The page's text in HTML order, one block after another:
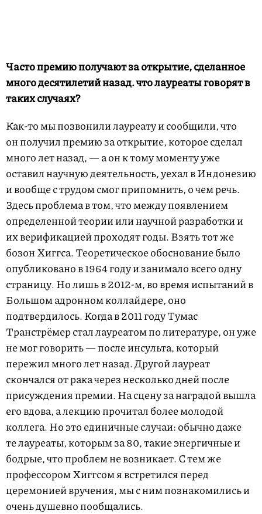
Часто премию получают за открытие, сделанное
много десятилетий назад. что лауреаты говорят в
таких случаях?
Как-то мы позвонили лауреату и сообщили, что
он получил премию за открытие, которое сделал
много лет назад, — а он к тому моменту уже
оставил научную деятельность, уехал в Индонезию
и вообще с трудом смог припомнить, о чем речь.
Здесь проблема в том, что между появлением
определенной теории или научной разработки и
их верификацией проходят годы. Взять тот же
бозон Хиггса. Теоретическое обоснование было
опубликовано в 1964 году и занимало всего одну
страницу. Но лишь в 2012-м, во время испытаний в
Большом адронном коллайдере, оно
подтвердилось. Когда в 2011 году Тумас
Транстрёмер стал лауреатом по литературе, он уже
не мог говорить — после инсульта, который
пережил много лет назад. Другой лауреат
скончался от рака через несколько дней после
присуждения премии. На сцену за наградой вышла
его вдова, а лекцию прочитал более молодой
коллега. Но это единичные случаи: обычно даже
те лауреаты, которым за 80, такие энергичные и
бодрые, что проблем не возникает. С тем же
профессором Хиггсом я встретился перед
церемонией вручения, мы с ним познакомились и
очень душевно пообщались.